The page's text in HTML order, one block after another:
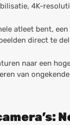
4K-
atleet bent,
direct te
naar een
van